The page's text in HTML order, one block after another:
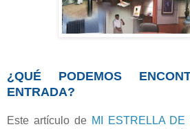
¿QUÉ PODEMOS
ENTRADA?
Este artículo de MI ESTRELLA DE